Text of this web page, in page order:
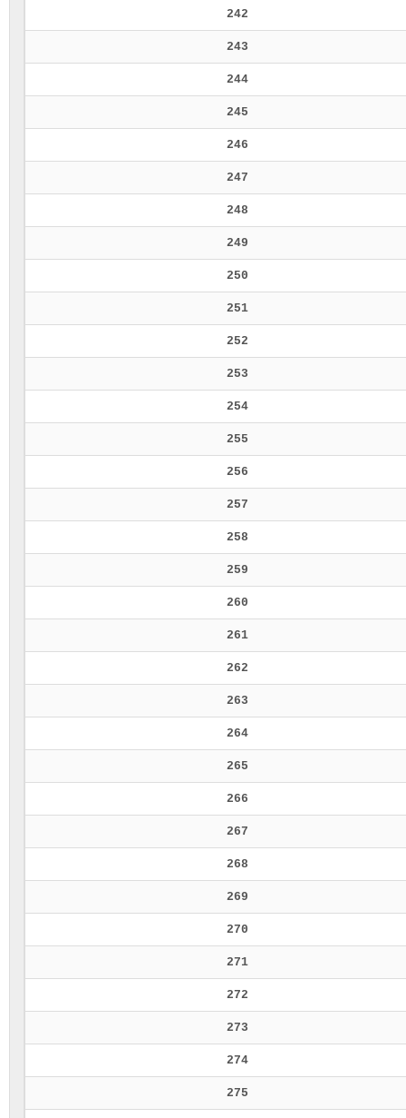
242
243
244
245
246
247
248
249
250
251
252
253
254
255
256
257
258
259
260
261
262
263
264
265
266
267
268
269
270
271
272
273
274
275